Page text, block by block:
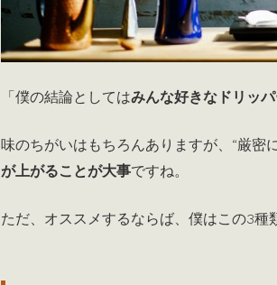
「僕の結論としてはみんな好きなドリッ
味のちがいはもちろんありますが、“厳密
が上がることが大事ですね。
ただ、オススメするならば、僕はこの3種